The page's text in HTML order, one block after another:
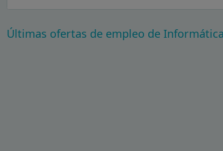
Últimas ofertas de empleo de